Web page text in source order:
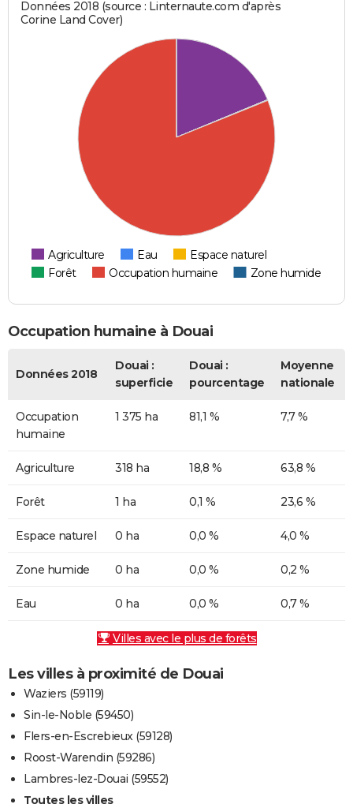
Données 2018 (source : Linternaute.com d'après
Corine Land Cover)
Agriculture Eau
Espace naturel
Forêt
Occupation humaine Zone humide
Occupation humaine à Douai
Données 2018
Douai :
superficie
Douai :
pourcentage
Moyenne
nationale
Occupation
humaine
1 375 ha 81,1 % 7,7 %
Agriculture 318 ha 18,8 % 63,8 %
Forêt 1 ha 0,1 % 23,6 %
Espace naturel 0 ha 0,0 % 4,0 %
Zone humide 0 ha 0,0 % 0,2 %
Eau 0 ha 0,0 % 0,7 %
Villes avec le plus de forêts
Les villes à proximité de Douai
Waziers (59119)
Sin-le-Noble (59450)
Flers-en-Escrebieux (59128)
Roost-Warendin (59286)
Lambres-lez-Douai (59552)
Toutes les villes